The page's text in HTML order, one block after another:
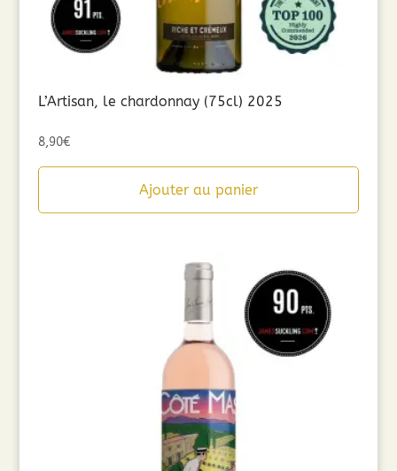
L’Artisan, le chardonnay (75cl) 2025
8,90€
Ajouter au panier